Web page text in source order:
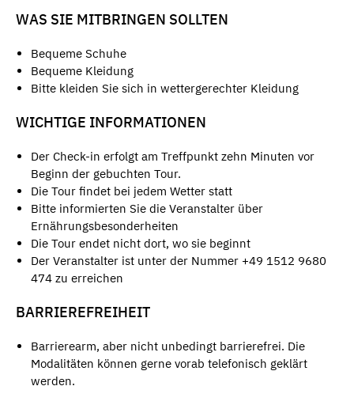
WAS SIE MITBRINGEN SOLLTEN
Bequeme Schuhe
Bequeme Kleidung
Bitte kleiden Sie sich in wettergerechter Kleidung
WICHTIGE INFORMATIONEN
Der Check-in erfolgt am Treffpunkt zehn Minuten vor
Beginn der gebuchten Tour.
Die Tour findet bei jedem Wetter statt
Bitte informierten Sie die Veranstalter über
Ernährungsbesonderheiten
Die Tour endet nicht dort, wo sie beginnt
Der Veranstalter ist unter der Nummer +49 1512 9680
474 zu erreichen
BARRIEREFREIHEIT
Barrierearm, aber nicht unbedingt barrierefrei. Die
Modalitäten können gerne vorab telefonisch geklärt
werden.